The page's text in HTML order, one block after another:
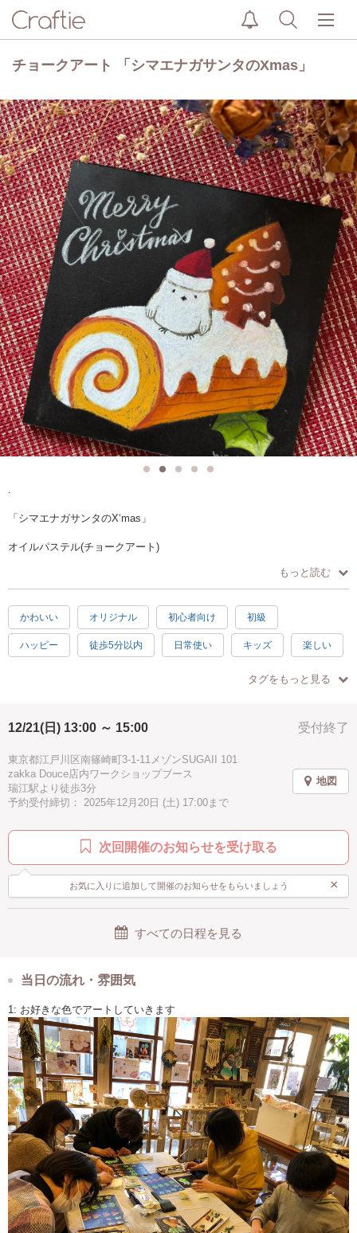
チョークアート 「シマエナガサンタのXmas」
.
「シマエナガサンタのX‘mas」
オイルパステル(チョークアート)
今年はブッシュドノエルに乗っかった
シマエナガサンタ?さんを描いてみましょう
初心者様にも描きやすいデザインで
説明しながら一緒に描いていきます✨
下絵がありますのでご安心を❣️線をなぞったり、塗り絵してる感覚で出来
＊チョークアート ワークショップ＊
⁡ ◇講師◇
«atelier hiro »
@osachan_31
長田弘美(おさだひろみ)
「シマエナガサンタのX‘mas」
⁡＊15×15㎝ボード
クレヨンのような形の「オイルパステル」を塗ってくるくる混ぜて色の
上手くより、楽しく描いてみましょう〜?
はみ出しても大丈夫、後から直せます?
講師が一緒に描きながら説明します。
もっと読む
かわいい オリジナル 初心者向け 初級
ハッピー 徒歩5分以内 日常使い キッズ 楽しい
ピンク
ブラウン ブルー
駅近 手ぶらOK 冬 シニア歓迎
タグをもっと見る
受付終了
12/21(日) 13:00 ～ 15:00
東京都江戸川区南篠崎町3-1-11メゾンSUGAII 101
zakka Douce店内ワークショップブース
瑞江駅より徒歩3分
予約受付締切： 2025年12月20日 (土) 17:00まで
地図
次回開催のお知らせを受け取る
お気に入りに追加して開催のお知らせをもらいましょう ×
すべての日程を見る
当日の流れ・雰囲気
1: お好きな色でアートしていきます